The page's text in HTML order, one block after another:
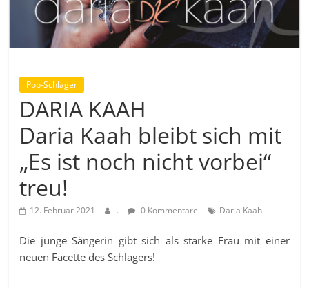
Pop-Schlager
DARIA KAAH
Daria Kaah bleibt sich mit
„Es ist noch nicht vorbei“
treu!
12. Februar 2021 . 0 Kommentare Daria Kaah
Die junge Sängerin gibt sich als starke Frau mit einer
neuen Facette des Schlagers!